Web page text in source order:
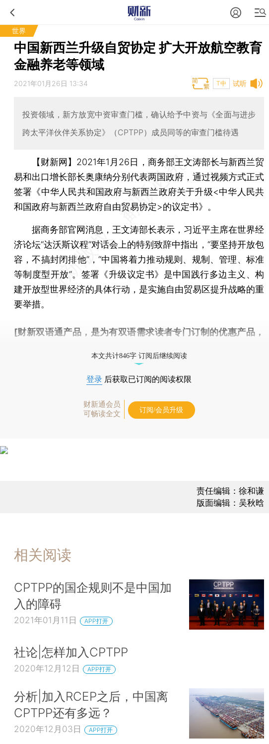
世界
中国新西兰升级自贸协定 扩大开放航空教育
金融养老等领域
试听
2021年01月26日 13:34 T中
投资领域，新方放宽中资审查门槛，确认给予中资与《全面与进步
跨太平洋伙伴关系协定》（CPTPP）成员同等的审查门槛待遇
【财新网】 2021年1月26日，商务部王文涛部长与新西兰贸
易和出口增长部长奥康纳分别代表两国政府，通过视频方式正式
签署《中华人民共和国政府与新西兰政府关于升级<中华人民共
和国政府与新西兰政府自由贸易协定>的议定书》。
据商务部官网消息，王文涛部长表示，习近平主席在世界经
济论坛“达沃斯议程”对话会上的特别致辞中指出，“要坚持开放包
容，不搞封闭排他”，“中国将着力推动规则、规制、管理、标准
等制度型开放”。签署《升级议定书》是中国践行多边主义、构
建开放型世界经济的具体行动，是实施自由贸易区提升战略的重
要举措。
[财新双语通产品，是为有双语需求读者专门订制的优惠产品，
本文共计846字 订阅后继续阅读
登录 后获取已订阅的阅读权限
财新通会员
可畅读全文
订阅/会员升级
责任编辑：徐和谦
版面编辑：吴秋晗
相关阅读
CPTPP的国企规则不是中国加
入的障碍
2021年01月11日 APP打开
社论|怎样加入CPTPP
2020年12月12日 APP打开
分析|加入RCEP之后，中国离
CPTPP还有多远？
2020年12月03日 APP打开